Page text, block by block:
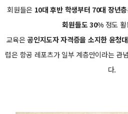
회원들은 10대 후반 학생부터 70대 장년층
회원들도 30% 정도
교육은공인지도자 자격증을 소지한 윤청
럽은 항공 레포츠가 일부 계층만이라는 관
다.